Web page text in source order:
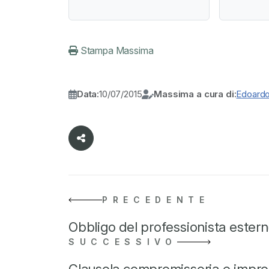
Stampa Massima
Data:10/07/2015 Massima a cura di:Edoardo
PRECEDENTE
Obbligo del professionista
SUCCESSIVO